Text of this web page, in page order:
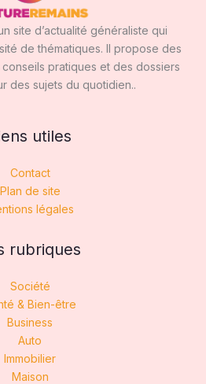
site d’actualité généraliste qui
de thématiques. Il propose des
pratiques et des dossiers
des sujets du quotidien..
utiles
Contact
Plan de site
légales
rubriques
Société
& Bien-être
Business
Auto
Immobilier
Maison